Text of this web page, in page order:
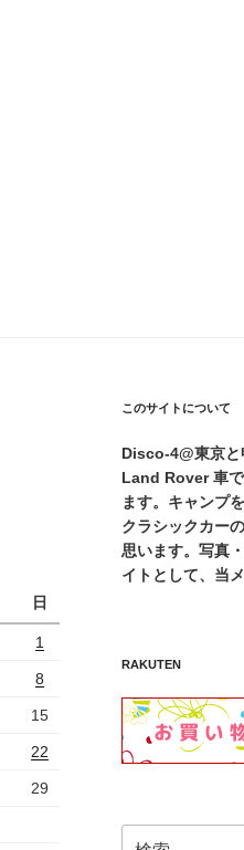
日
1
8
15
22
29
このサイトについて
Disco-4@東京と
Land Rover 車
ます。キャンプ
クラシックカー
思います。写真
イトとして、当
RAKUTEN